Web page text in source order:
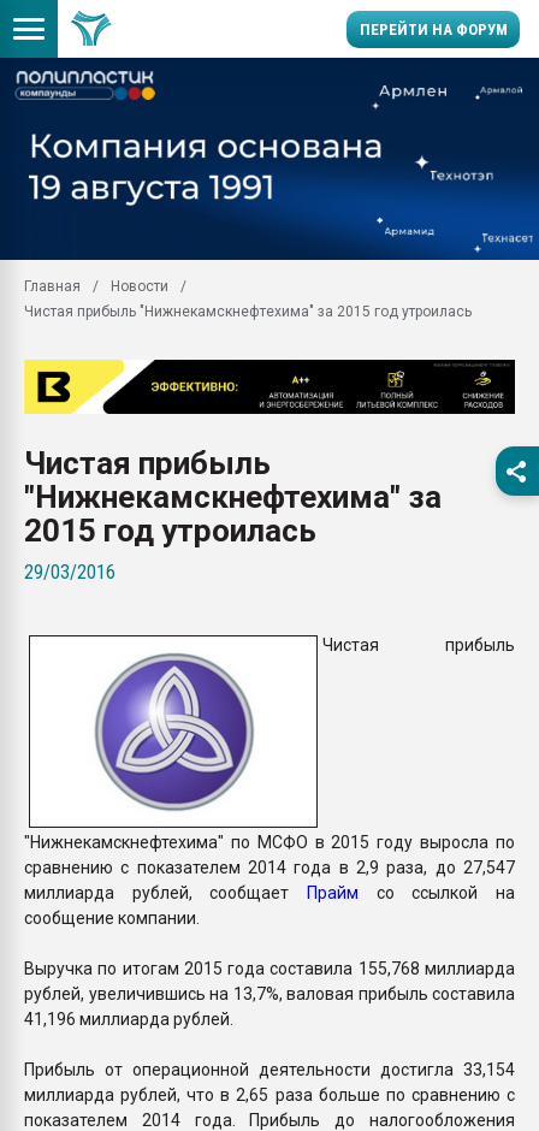
ПЕРЕЙТИ НА ФОРУМ
универсальны, что
умельцы изготовили
Продажа готового
производство SPC
29.07.2026 ФРП помог
Помощь в подборе
ближайшее
Подмосковье, Москва
Главная
Новости
Чистая прибыль "Нижнекамскнефтехима" за 2015 год утроилась
Чистая прибыль
"Нижнекамскнефтехима" за
2015 год утроилась
29/03/2016
Чистая прибыль
"Нижнекамскнефтехима" по МСФО в 2015 году выросла по
сравнению с показателем 2014 года в 2,9 раза, до 27,547
миллиарда рублей, сообщает Прайм со ссылкой на
сообщение компании.
Выручка по итогам 2015 года составила 155,768 миллиарда
рублей, увеличившись на 13,7%, валовая прибыль составила
41,196 миллиарда рублей.
Прибыль от операционной деятельности достигла 33,154
миллиарда рублей, что в 2,65 раза больше по сравнению с
показателем 2014 года. Прибыль до налогообложения